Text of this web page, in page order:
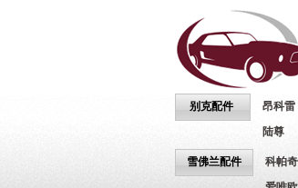
别克配件 昂科雷
陆尊
雪佛兰配件 科帕奇